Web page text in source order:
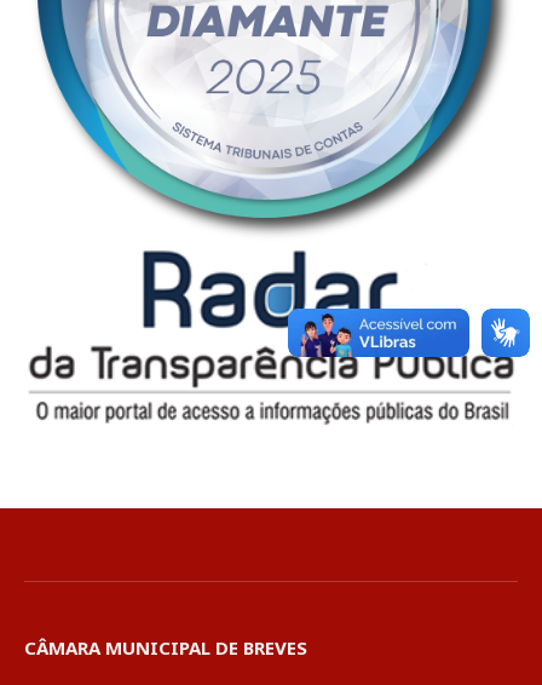
CÂMARA MUNICIPAL DE BREVES